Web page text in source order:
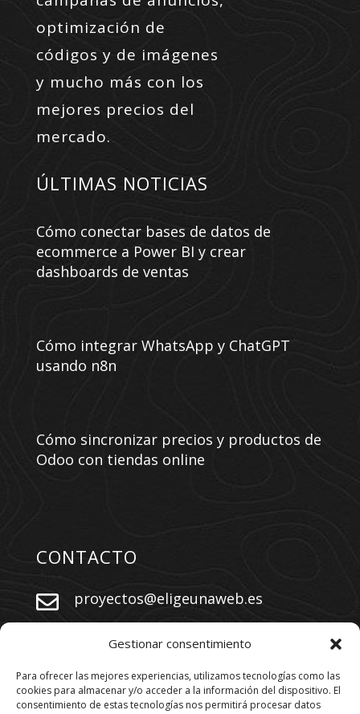
Gestionar consentimiento
Para ofrecer las mejores experiencias, utilizamos tecnologías como las
cookies para almacenar y/o acceder a la información del dispositivo. El
consentimiento de estas tecnologías nos permitirá procesar datos
optimización de
códigos y de imágenes
y mucho más con los
mejores precios del
mercado.
ÚLTIMAS NOTICIAS
Cómo conectar bases de datos de
ecommerce a Power BI y crear
dashboards de ventas
Cómo integrar WhatsApp y ChatGPT
usando n8n
Cómo sincronizar precios y productos de
Odoo con tiendas online
CONTACTO
 proyectos@eligeunaweb.es
SÍGUENOS